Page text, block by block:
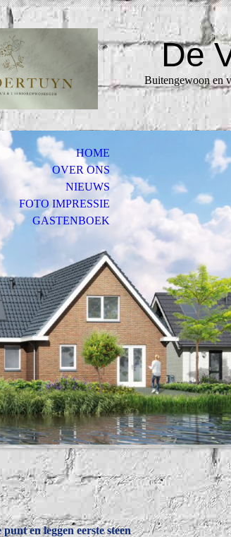
De
Buitengewoon en
HOME
OVER ONS
NIEUWS
FOTO IMPRESSIE
GASTENBOEK
en leggen eerste steen